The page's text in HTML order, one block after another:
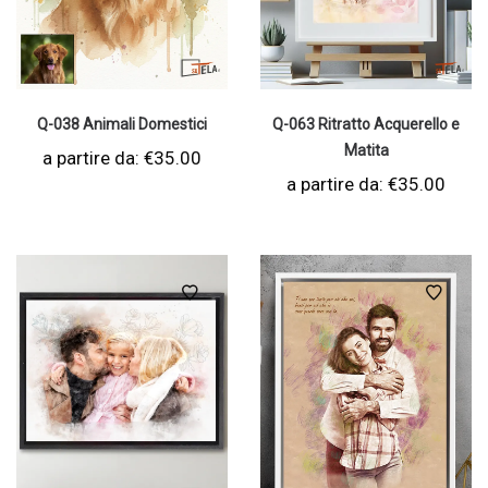
Q-038 Animali Domestici
a partire da: €35.00
Q-063 Ritratto Acquerello e
Matita
a partire da: €35.00